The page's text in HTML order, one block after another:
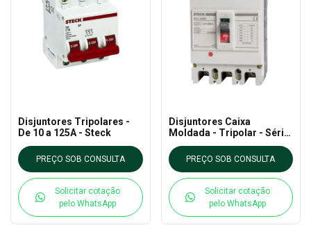
Disjuntores Tripolares -
De 10 a 125A - Steck
PREÇO SOB CONSULTA
Solicitar cotação
pelo WhatsApp
Disjuntores Caixa
Moldada - Tripolar - Série
225 - 690V - De 125 a 225A
- SteckPREÇO SOB CONSULTA
Solicitar cotação
pelo WhatsApp